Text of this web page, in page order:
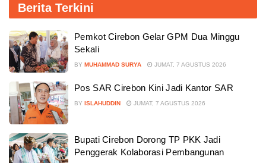
Berita Terkini
Pemkot Cirebon Gelar GPM Dua Minggu
Sekali
BY MUHAMMAD SURYA JUMAT, 7 AGUSTUS 2026
Pos SAR Cirebon Kini Jadi Kantor SAR
BY ISLAHUDDIN JUMAT, 7 AGUSTUS 2026
Bupati Cirebon Dorong TP PKK Jadi
Penggerak Kolaborasi Pembangunan